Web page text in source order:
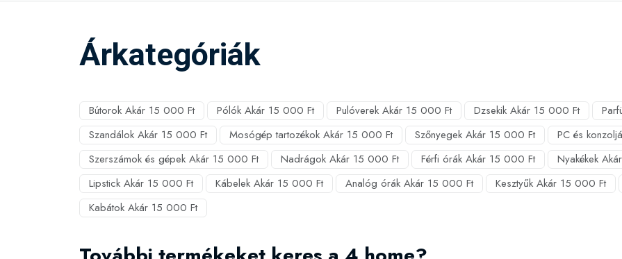
Árkategóriák
Bútorok Akár 15 000 Ft Pólók Akár 15 000 Ft Pulóverek Akár 15 000 Ft Dzsekik Akár 15 000 Ft
Szandálok Akár 15 000 Ft
Mosógép tartozékok Akár 15 000 Ft Szőnyegek Akár 15 000 Ft
PC és
Szerszámok és gépek Akár 15 000 Ft
Nadrágok Akár 15 000 Ft Férfi órák Akár 15 000 Ft Nyakékek
Lipstick Akár 15 000 Ft
Kábelek Akár 15 000 Ft Analóg órák Akár 15 000 Ft Kesztyűk Akár 15 000 Ft
Kabátok Akár 15 000 Ft